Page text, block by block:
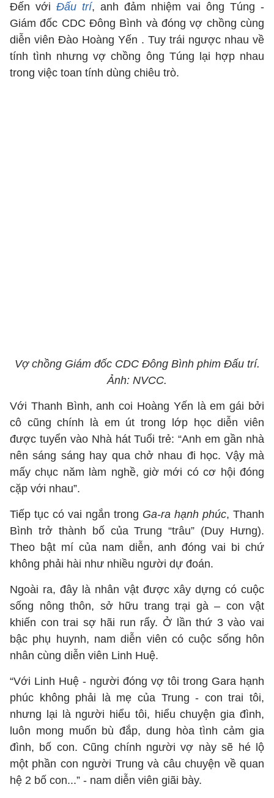
Đến với Đấu trí, anh đảm nhiệm vai ông Túng -
Giám đốc CDC Đông Bình và đóng vợ chồng cùng
diễn viên Đào Hoàng Yến . Tuy trái ngược nhau về
tính tình nhưng vợ chồng ông Túng lại hợp nhau
trong việc toan tính dùng chiêu trò.
Vợ chồng Giám đốc CDC Đông Bình phim Đấu trí.
Ảnh: NVCC.
Với Thanh Bình, anh coi Hoàng Yến là em gái bởi
cô cũng chính là em út trong lớp học diễn viên
được tuyển vào Nhà hát Tuổi trẻ: “Anh em gần nhà
nên sáng sáng hay qua chở nhau đi học. Vậy mà
mấy chục năm làm nghề, giờ mới có cơ hội đóng
cặp với nhau”.
Tiếp tục có vai ngắn trong Ga-ra hạnh phúc, Thanh
Bình trở thành bố của Trung “trâu” (Duy Hưng).
Theo bật mí của nam diễn, anh đóng vai bi chứ
không phải hài như nhiều người dự đoán.
Ngoài ra, đây là nhân vật được xây dựng có cuộc
sống nông thôn, sở hữu trang trại gà – con vật
khiến con trai sợ hãi run rẩy. Ở lần thứ 3 vào vai
bậc phụ huynh, nam diễn viên có cuộc sống hôn
nhân cùng diễn viên Linh Huệ.
“Với Linh Huệ - người đóng vợ tôi trong Gara hạnh
phúc không phải là mẹ của Trung - con trai tôi,
nhưng lại là người hiểu tôi, hiểu chuyện gia đình,
luôn mong muốn bù đắp, dung hòa tình cảm gia
đình, bố con. Cũng chính người vợ này sẽ hé lộ
một phần con người Trung và câu chuyện về quan
hệ 2 bố con...” - nam diễn viên giãi bày.